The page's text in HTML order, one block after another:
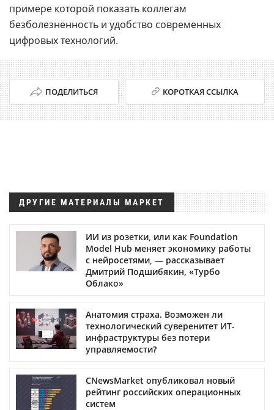
примере которой показать коллегам
безболезненность и удобство современных
цифровых технологий.
ПОДЕЛИТЬСЯ КОРОТКАЯ ССЫЛКА
ДРУГИЕ МАТЕРИАЛЫ МАРКЕТ
ИИ из розетки, или как Foundation
Model Hub меняет экономику работы
с нейросетями, — рассказывает
Дмитрий Подшибякин, «Турбо
Облако»
Анатомия страха. Возможен ли
технологический суверенитет ИТ-
инфраструктуры без потери
управляемости?
CNewsMarket опубликовал новый
рейтинг российских операционных
систем